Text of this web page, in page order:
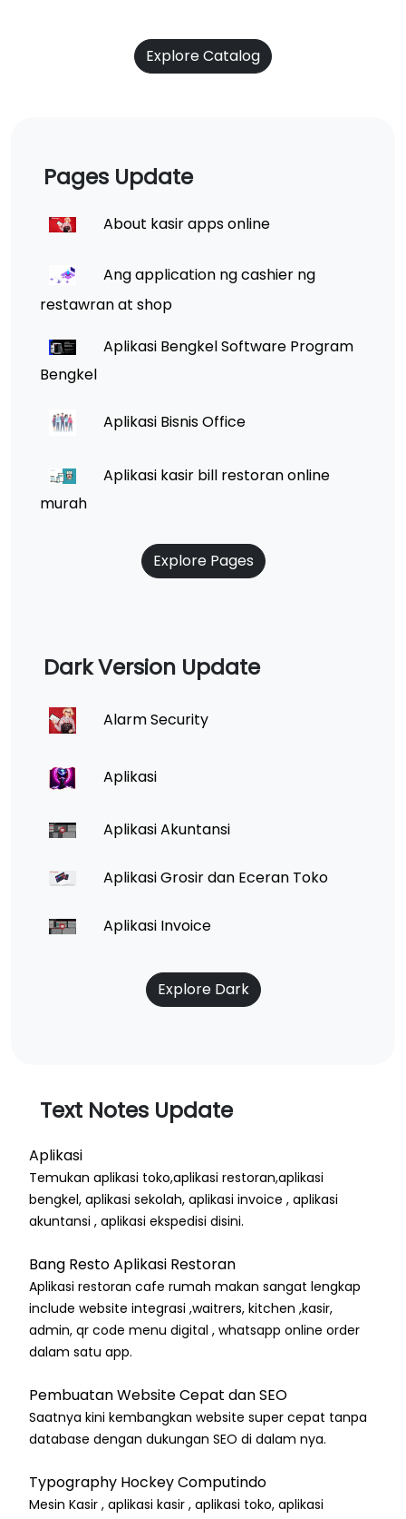
Explore Catalog
Pages Update
About kasir apps online
Ang application ng cashier ng
restawran at shop
Aplikasi Bengkel Software Program
Bengkel
Aplikasi Bisnis Office
Aplikasi kasir bill restoran online
murah
Explore Pages
Dark Version Update
Alarm Security
Aplikasi
Aplikasi Akuntansi
Aplikasi Grosir dan Eceran Toko
Aplikasi Invoice
Explore Dark
Text Notes Update
Aplikasi
Temukan aplikasi toko,aplikasi restoran,aplikasi
bengkel, aplikasi sekolah, aplikasi invoice , aplikasi
akuntansi , aplikasi ekspedisi disini.
Bang Resto Aplikasi Restoran
Aplikasi restoran cafe rumah makan sangat lengkap
include website integrasi ,waitrers, kitchen ,kasir,
admin, qr code menu digital , whatsapp online order
dalam satu app.
Pembuatan Website Cepat dan SEO
Saatnya kini kembangkan website super cepat tanpa
database dengan dukungan SEO di dalam nya.
Typography Hockey Computindo
Mesin Kasir , aplikasi kasir , aplikasi toko, aplikasi